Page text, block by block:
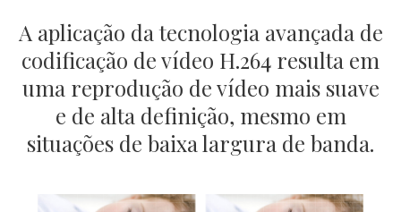
A aplicação da tecnologia avançada de
codificação de vídeo H.264 resulta em
uma reprodução de vídeo mais suave
e de alta definição, mesmo em
situações de baixa largura de banda.